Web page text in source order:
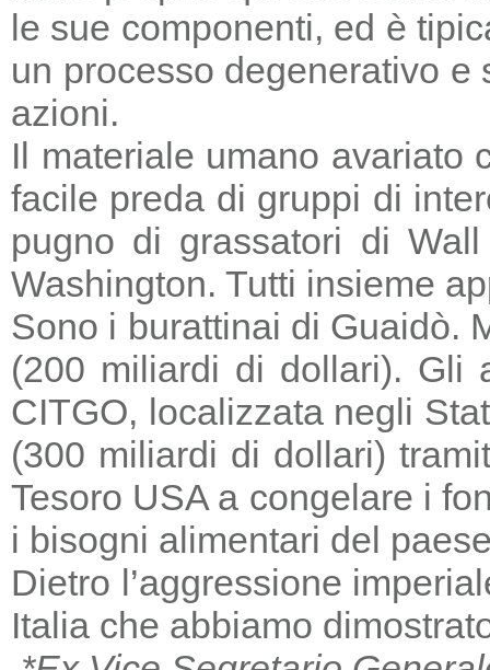
le sue componenti, ed è
un processo degenerativo
azioni.
Il materiale umano avariato
facile preda di gruppi di
pugno di grassatori di
Washington. Tutti insieme
Sono i burattinai di Guaidò.
(200 miliardi di dollari). Gli
CITGO, localizzata negli
(300 miliardi di dollari)
Tesoro USA a congelare i
i bisogni alimentari del
Dietro l’aggressione
Italia che abbiamo